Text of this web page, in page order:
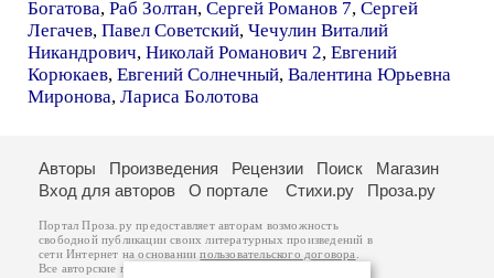
Богатова, Раб Золтан, Сергей Романов 7, Сергей
Легачев, Павел Советский, Чечулин Виталий
Никандрович, Николай Романович 2, Евгений
Корюкаев, Евгений Солнечный, Валентина Юрьевна
Миронова, Лариса Болотова
Авторы Произведения Рецензии Поиск
Магазин
Вход для авторов
О портале Стихи.ру Проза.ру
Портал Проза.ру предоставляет авторам возможность
свободной публикации своих литературных произведений в
сети Интернет на основаниипользовательского договора
Все авторские права на произведения принадлежат авторам